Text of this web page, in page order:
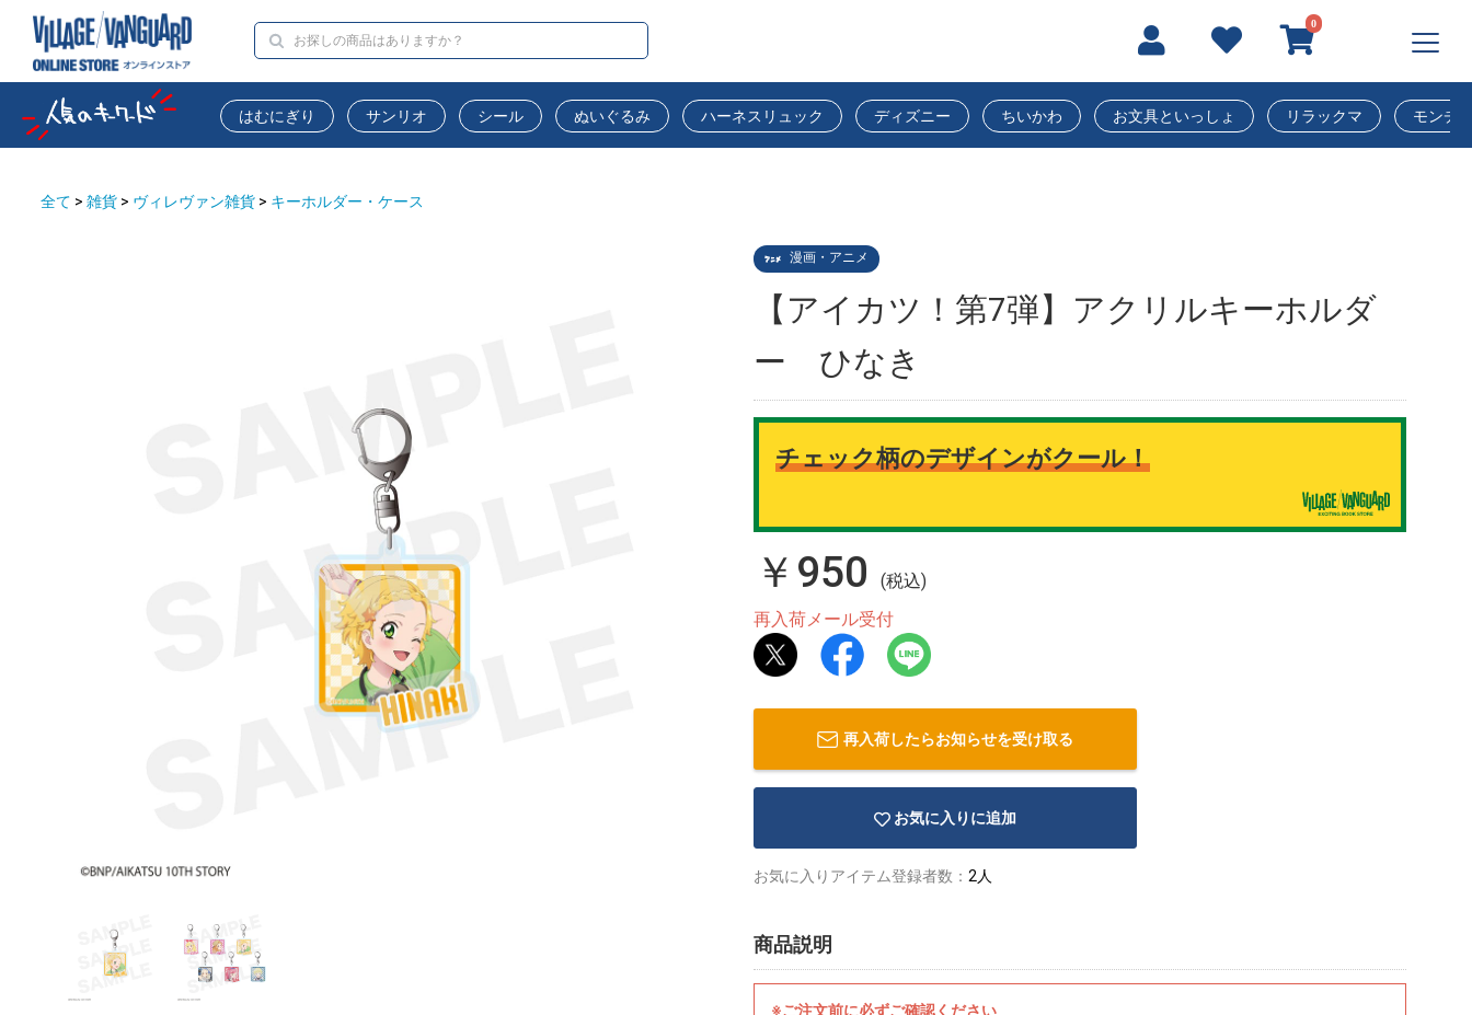
0
はむにぎり サンリオ シール ぬいぐるみ ハーネスリュック ディズニー ちいかわ お文具といっしょ リラックマ モンチ
全て > 雑貨 > ヴィレヴァン雑貨 > キーホルダー・ケース
漫画・アニメ
【アイカツ！第7弾】アクリルキーホルダ
ー ひなき
チェック柄のデザインがクール！
￥950
(税込)
再入荷メール受付
再入荷したらお知らせを受け取る
お気に入りに追加
お気に入りアイテム登録者数： 2人
商品説明
※ご注文前に必ずご確認ください